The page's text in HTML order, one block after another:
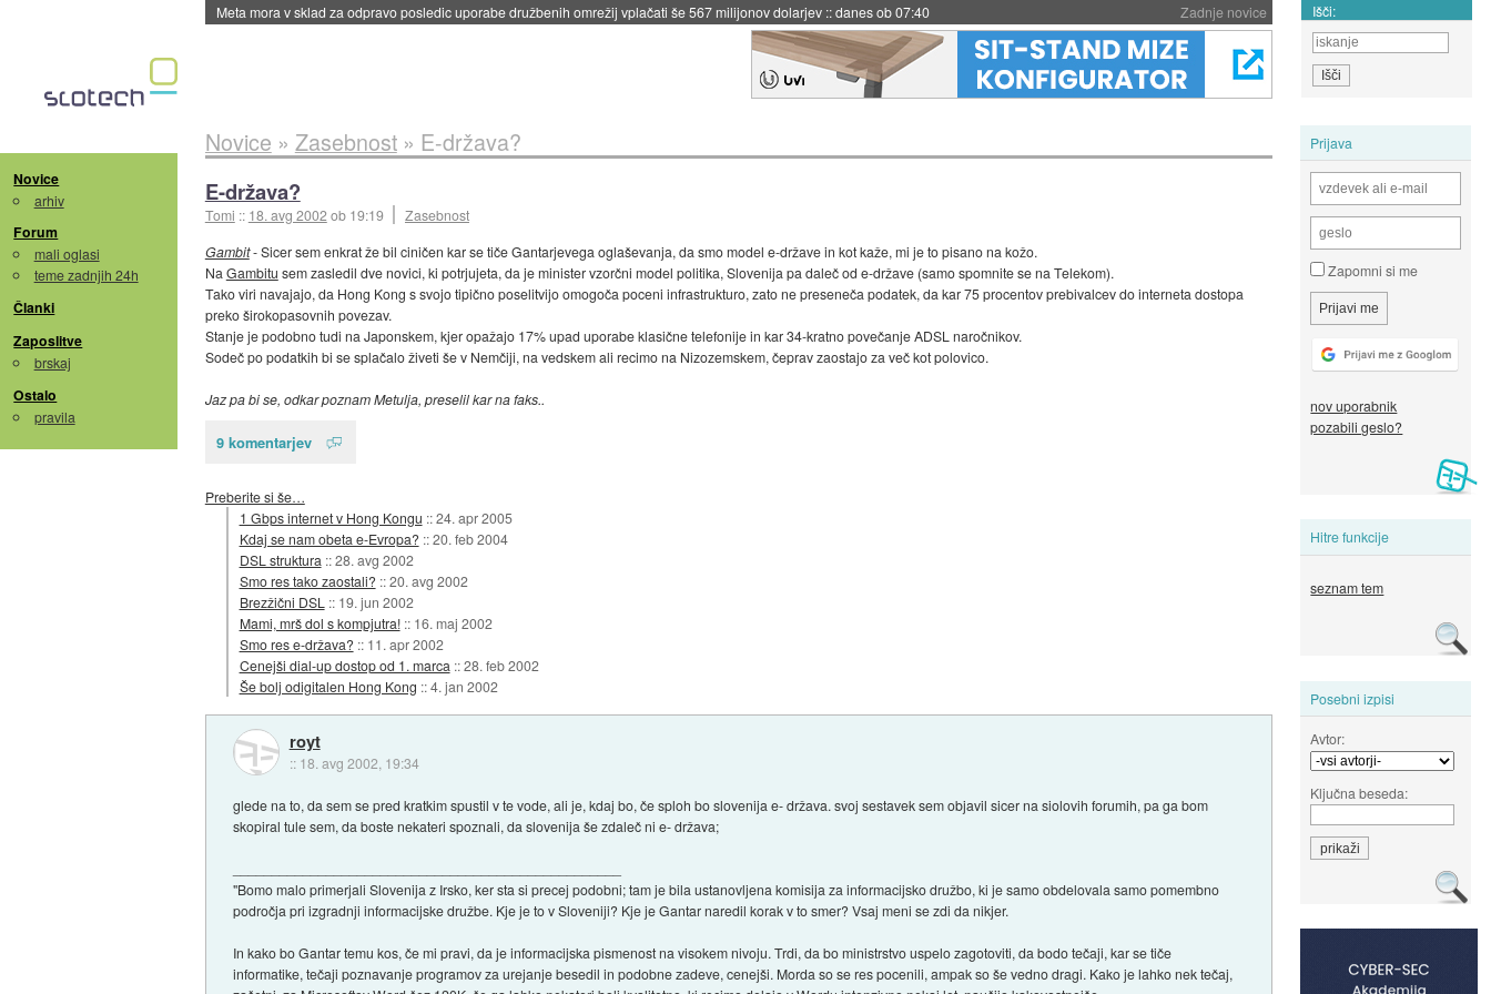
Zadnje novice
Meta mora v sklad za odpravo posledic uporabe družbenih omrežij vplačati še 567 milijonov dolarjev ::danes ob 07:40 Išči:
Novice
arhiv
Forum
mali oglasi
teme zadnjih 24h
Članki
Zaposlitve
brskaj
Ostalo
pravila
Prijava
Zapomni si me
nov uporabnik
pozabili geslo?
Hitre funkcije
seznam tem
Posebni izpisi
Avtor:
Ključna beseda:
Novice » Zasebnost» E-država?
E-država?
Tomi :: 18. avg 2002ob 19:19
Zasebnost
Gambit- Sicer sem enkrat že bil ciničen kar se tiče Gantarjevega oglaševanja, da smo model e-države in kot kaže, mi je to pisano na kožo.
Na Gambitu sem zasledil dve novici, ki potrjujeta, da je minister vzorčni model politika, Slovenija pa daleč od e-države (samo spomnite se na Telekom).
Tako viri navajajo, da Hong Kong s svojo tipično poselitvijo omogoča poceni infrastrukturo, zato ne preseneča podatek, da kar 75 procentov prebivalcev do interneta dostopa
preko širokopasovnih povezav.
Stanje je podobno tudi na Japonskem, kjer opažajo 17% upad uporabe klasične telefonije in kar 34-kratno povečanje ADSL naročnikov.
Sodeč po podatkih bi se splačalo živeti še v Nemčiji, na vedskem ali recimo na Nizozemskem, čeprav zaostajo za več kot polovico.
Jaz pa bi se, odkar poznam Metulja, preselil kar na faks..
9 komentarjev
Preberite si še…
1 Gbps internet v Hong Kongu ::24. apr 2005
Kdaj se nam obeta e-Evropa? ::20. feb 2004
DSL struktura ::28. avg 2002
Smo res tako zaostali? ::20. avg 2002
Brezžični DSL :: 19. jun 2002
Mami, mrš dol s kompjutra! :: 16. maj 2002
Smo res e-država? :: 11. apr 2002
Cenejši dial-up dostop od 1. marca ::28. feb 2002
Še bolj odigitalen Hong Kong ::4. jan 2002
royt
:: 18. avg 2002, 19:34
glede na to, da sem se pred kratkim spustil v te vode, ali je, kdaj bo, če sploh bo slovenija e- država. svoj sestavek sem objavil sicer na siolovih forumih, pa ga bom
skopiral tule sem, da boste nekateri spoznali, da slovenija še zdaleč ni e- država;
"Bomo malo primerjali Slovenija z Irsko, ker sta si precej podobni; tam je bila ustanovljena komisija za informacijsko družbo, ki je samo obdelovala samo pomembno
področja pri izgradnji informacijske družbe. Kje je to v Sloveniji? Kje je Gantar naredil korak v to smer? Vsaj meni se zdi da nikjer.
In kako bo Gantar temu kos, če mi pravi, da je informacijska pismenost na visokem nivoju. Trdi, da bo ministrstvo uspelo zagotoviti, da bodo tečaji, kar se tiče
informatike, tečaji poznavanje programov za urejanje besedil in podobne zadeve, cenejši. Morda so se res pocenili, ampak so še vedno dragi. Kako je lahko nek tečaj,